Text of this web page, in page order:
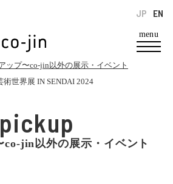
menu
EN
JP
ップ〜co-jin以外の展示・イベント
術世界展 IN SENDAI 2024
pickup
co-jin以外の展示・イベント